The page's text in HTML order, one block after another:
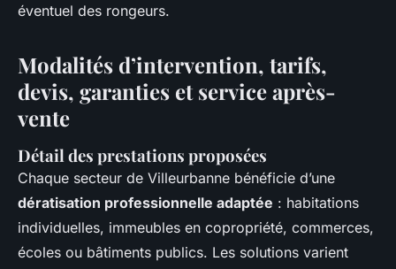
éventuel des rongeurs.
Modalités d’intervention, tarifs,
devis, garanties et service après-
vente
Détail des prestations proposées
Chaque secteur de Villeurbanne bénéficie d’une
dératisation professionnelle adaptée : habitations
individuelles, immeubles en copropriété, commerces,
écoles ou bâtiments publics. Les solutions varient